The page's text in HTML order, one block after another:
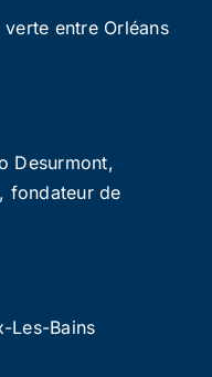
entre Orléans
Desurmont,
fondateur de
Les-Bains